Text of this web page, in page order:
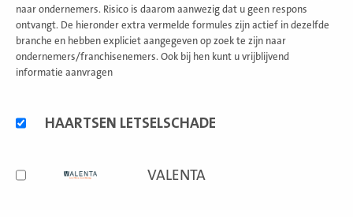
naar ondernemers. Risico is daarom aanwezig dat u geen respons
ontvangt. De hieronder extra vermelde formules zijn actief in dezelfde
branche en hebben expliciet aangegeven op zoek te zijn naar
ondernemers/franchisenemers. Ook bij hen kunt u vrijblijvend
informatie aanvragen
formulesHAARTSEN LETSELSCHADE
VALENTA